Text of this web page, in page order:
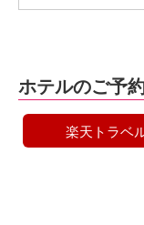
ホテルのご予
楽天トラベ